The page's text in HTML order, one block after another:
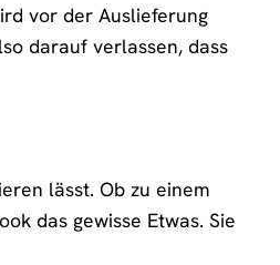
vor der Auslieferung
darauf verlassen, dass
lässt. Ob zu einem
das gewisse Etwas. Sie